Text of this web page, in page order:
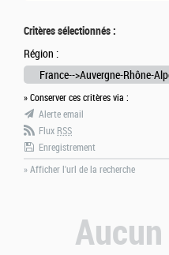
Critères sélectionnés :
Région :
France-->Auvergne-Rhône-
» Conserver ces critères via :
Alerte email
Flux RSS
Enregistrement
» Afficher l'url de la recherche